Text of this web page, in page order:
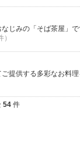
じみの「そば茶屋」
提供する多彩なお料
54 件